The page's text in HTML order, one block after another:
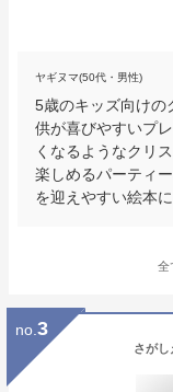
ヤギヌマ(50代・男性)
5歳のキッズ向けの
供が喜びやすいプ
くなるようなクリ
楽しめるパーティ
を迎えやすい絵本に
全
no. 3
さが